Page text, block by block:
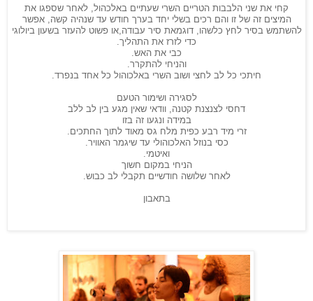
קחי את שני הלבבות הטריים השרי שעתיים באלכהול, לאחר שספגו את
המיצים זה של זו והם רכים בשלי יחד בערך חודש עד שנהיה קשה, אפשר
להשתמש בסיר לחץ כלשהו, דוגמאת סיר עבודה,או פשוט להעזר בשעון ביולוגי
כדי לזרז את התהליך.
כבי את האש.
והניחי להתקרר.
חיתכי כל לב לחצי ושוב השרי באלכוהול כל אחד בנפרד.
לסגירה ושימור הטעם
דחסי לצנצנת קטנה, וודאי שאין מגע בין לב ללב
במידה ונגעו זה בזו
זרי מיד רבע כפית מלח גס מאוד לתוך החתכים.
כסי בנוזל האלכוהולי עד שיגמר האוויר.
ואיטמי.
הניחי במקום חשוך
לאחר שלושה חודשיים תקבלי לב כבוש.
בתאבון